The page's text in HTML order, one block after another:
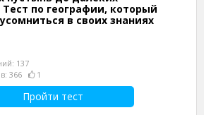
Тест по географии, который
в своих знаниях
137
366
1
Пройти тест